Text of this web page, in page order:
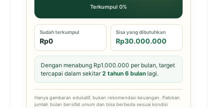
Terkumpul 0%
Sudah terkumpul
Rp0
Sisa yang dibutuhkan
Rp30.000.000
Dengan menabung Rp1.000.000 per bulan, target
tercapai dalam sekitar2 tahun 6 bulan lagi.
Hanya gambaran edukatif, bukan rekomendasi keuangan. Patokan
jumlah bulan bersifat umum dan bisa berbeda sesuai kondisi